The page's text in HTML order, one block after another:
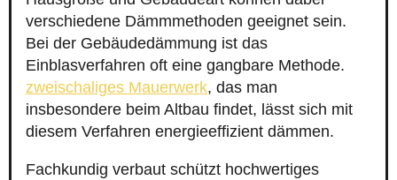
verschiedene Dämmmethoden geeignet sein.
Bei der Gebäudedämmung ist das
Einblasverfahren oft eine gangbare Methode.
zweischaliges Mauerwerk, das man
insbesondere beim Altbau findet, lässt sich mit
diesem Verfahren energieeffizient dämmen.
Fachkundig verbaut schützt hochwertiges